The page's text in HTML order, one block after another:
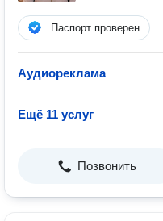
Паспорт проверен
Аудиореклама
Ещё 11 услуг
Позвонить